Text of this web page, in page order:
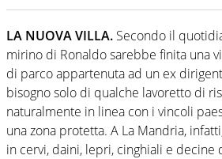
LA NUOVA VILLA. Secondo il
mirino di Ronaldo sarebbe finita una
di parco appartenuta ad un ex
bisogno solo di qualche lavoretto di
naturalmente in linea con i vincoli
una zona protetta. A La Mandria,
in cervi, daini, lepri, cinghiali e decine